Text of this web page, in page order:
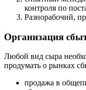
контроля по
Разнорабочий,
Организация
Любой вид сыра
продумать о рынках
продажа в